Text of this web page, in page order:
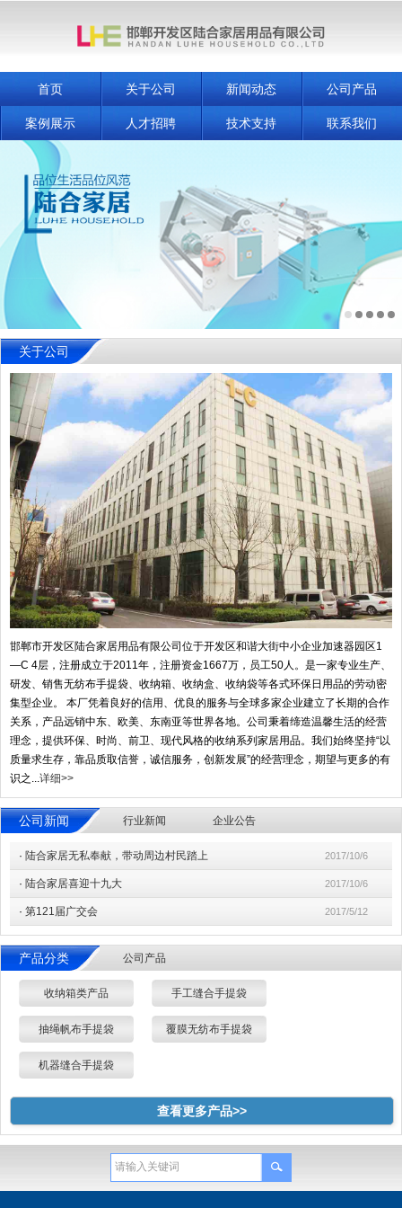
首页 关于公司 新闻动态 公司产品
案例展示 人才招聘 技术支持 联系我们
关于公司
邯郸市开发区陆合家居用品有限公司位于开发区和谐大街中小企业加速器园区1
—C 4层，注册成立于2011年，注册资金1667万，员工50人。是一家专业生产、
研发、销售无纺布手提袋、收纳箱、收纳盒、收纳袋等各式环保日用品的劳动密
集型企业。 本厂凭着良好的信用、优良的服务与全球多家企业建立了长期的合作
关系，产品远销中东、欧美、东南亚等世界各地。公司秉着缔造温馨生活的经营
理念，提供环保、时尚、前卫、现代风格的收纳系列家居用品。我们始终坚持“以
质量求生存，靠品质取信誉，诚信服务，创新发展”的经营理念，期望与更多的有
识之...详细>>
公司新闻 行业新闻 企业公告
· 陆合家居无私奉献，带动周边村民踏上 2017/10/6
· 陆合家居喜迎十九大 2017/10/6
· 第121届广交会 2017/5/12
产品分类 公司产品
收纳箱类产品 手工缝合手提袋
抽绳帆布手提袋 覆膜无纺布手提袋
机器缝合手提袋
查看更多产品>>